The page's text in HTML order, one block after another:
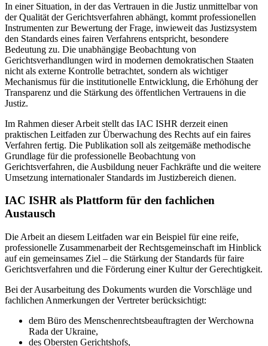
In einer Situation, in der das Vertrauen in die Justiz unmittelbar von
der Qualität der Gerichtsverfahren abhängt, kommt professionellen
Instrumenten zur Bewertung der Frage, inwieweit das Justizsystem
den Standards eines fairen Verfahrens entspricht, besondere
Bedeutung zu. Die unabhängige Beobachtung von
Gerichtsverhandlungen wird in modernen demokratischen Staaten
nicht als externe Kontrolle betrachtet, sondern als wichtiger
Mechanismus für die institutionelle Entwicklung, die Erhöhung der
Transparenz und die Stärkung des öffentlichen Vertrauens in die
Justiz.
Im Rahmen dieser Arbeit stellt das IAC ISHR derzeit einen
praktischen Leitfaden zur Überwachung des Rechts auf ein faires
Verfahren fertig. Die Publikation soll als zeitgemäße methodische
Grundlage für die professionelle Beobachtung von
Gerichtsverfahren, die Ausbildung neuer Fachkräfte und die weitere
Umsetzung internationaler Standards im Justizbereich dienen.
IAC ISHR als Plattform für den fachlichen
Austausch
Die Arbeit an diesem Leitfaden war ein Beispiel für eine reife,
professionelle Zusammenarbeit der Rechtsgemeinschaft im Hinblick
auf ein gemeinsames Ziel – die Stärkung der Standards für faire
Gerichtsverfahren und die Förderung einer Kultur der Gerechtigkeit.
Bei der Ausarbeitung des Dokuments wurden die Vorschläge und
fachlichen Anmerkungen der Vertreter berücksichtigt:
dem Büro des Menschenrechtsbeauftragten der Werchowna
Rada der Ukraine,
des Obersten Gerichtshofs,